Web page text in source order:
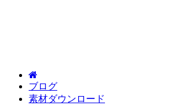
ブログ
素材ダウンロード